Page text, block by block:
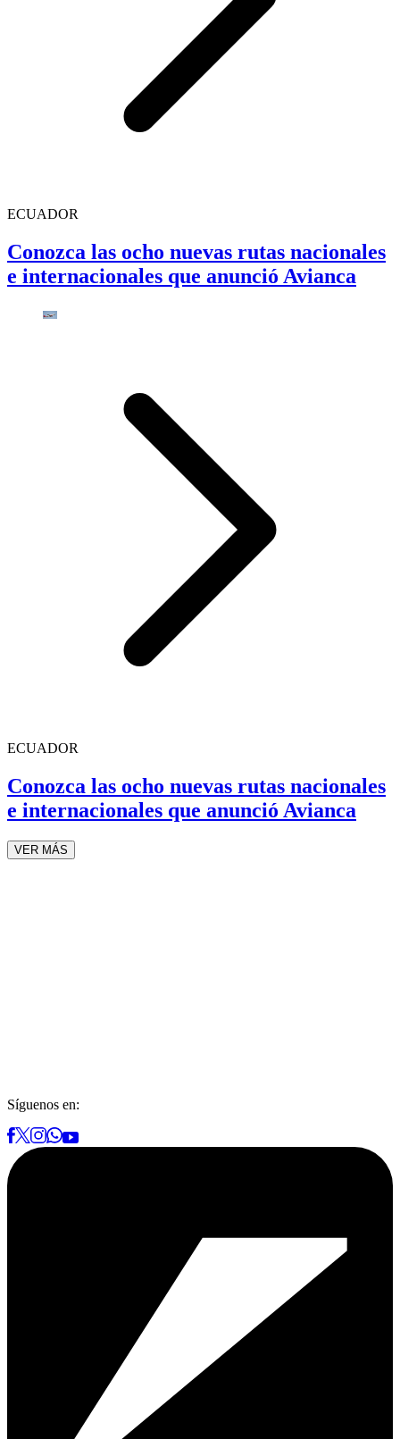
ECUADOR
Conozca las ocho nuevas rutas nacionales
e internacionales que anunció Avianca
ECUADOR
Conozca las ocho nuevas rutas nacionales
e internacionales que anunció Avianca
VER MÁS
Síguenos en: